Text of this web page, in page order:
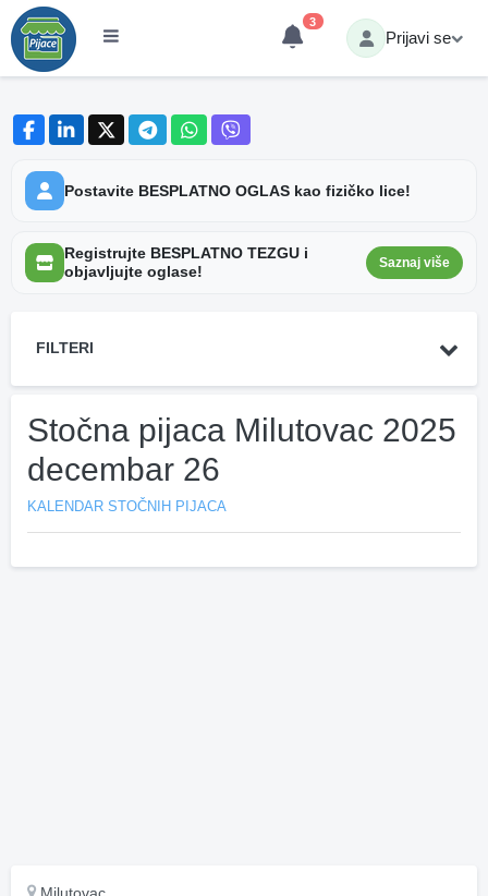
3
Prijavi se
Postavite BESPLATNO OGLAS kao fizičko lice!
Registrujte BESPLATNO TEZGU i
objavljujte oglase!
Saznaj više
FILTERI
Stočna pijaca Milutovac 2025
decembar 26
KALENDAR STOČNIH PIJACA